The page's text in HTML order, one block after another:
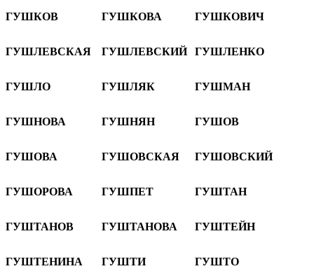
ГУШКОВ ГУШКОВА ГУШКОВИЧ
ГУШЛЕВСКАЯ ГУШЛЕВСКИЙ ГУШЛЕНКО
ГУШЛО ГУШЛЯК ГУШМАН
ГУШНОВА ГУШНЯН ГУШОВ
ГУШОВА ГУШОВСКАЯ ГУШОВСКИЙ
ГУШОРОВА ГУШПЕТ ГУШТАН
ГУШТАНОВ ГУШТАНОВА ГУШТЕЙН
ГУШТЕНИНА ГУШТИ ГУШТО